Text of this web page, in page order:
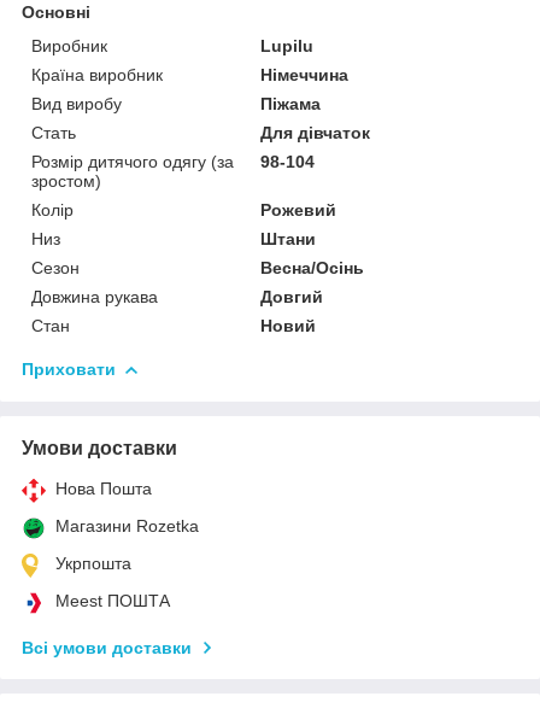
Основні
Виробник
Lupilu
Країна виробник
Німеччина
Вид виробу
Піжама
Стать
Для дівчаток
Розмір дитячого одягу (за
зростом)
98-104
Колір
Рожевий
Низ
Штани
Сезон
Весна/Осінь
Довжина рукава
Довгий
Стан
Новий
Приховати
Умови доставки
Нова Пошта
Магазини Rozetka
Укрпошта
Meest ПОШТА
Всі умови доставки